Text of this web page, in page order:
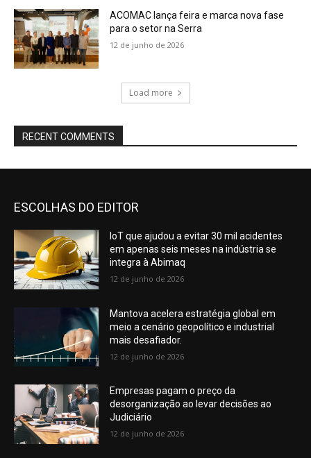
ACOMAC lança feira e marca nova fase
para o setor na Serra
12 de junho de 2026
Load more
RECENT COMMENTS
ESCOLHAS DO EDITOR
IoT que ajudou a evitar 30 mil acidentes
em apenas seis meses na indústria se
integra à Abimaq
12 de junho de 2026
Mantova acelera estratégia global em
meio a cenário geopolítico e industrial
mais desafiador.
12 de junho de 2026
Empresas pagam o preço da
desorganização ao levar decisões ao
Judiciário
12 de junho de 2026